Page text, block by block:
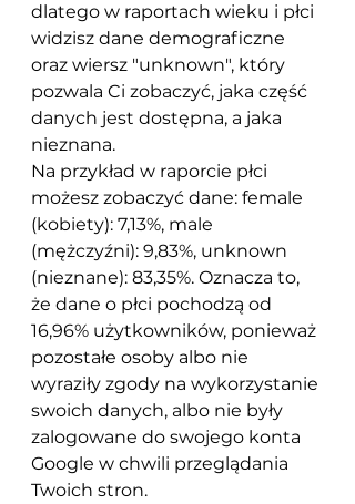
dlatego w raportach wieku i płci
widzisz dane demograficzne
oraz wiersz "unknown", który
pozwala Ci zobaczyć, jaka część
danych jest dostępna, a jaka
nieznana.
Na przykład w raporcie płci
możesz zobaczyć dane: female
(kobiety): 7,13%, male
(mężczyźni): 9,83%, unknown
(nieznane): 83,35%. Oznacza to,
że dane o płci pochodzą od
16,96% użytkowników, ponieważ
pozostałe osoby albo nie
wyraziły zgody na wykorzystanie
swoich danych, albo nie były
zalogowane do swojego konta
Google w chwili przeglądania
Twoich stron.